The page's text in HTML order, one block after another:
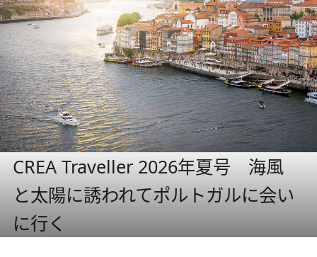
CREA Traveller 2026年夏号 海風
と太陽に誘われてポルトガルに会い
に行く